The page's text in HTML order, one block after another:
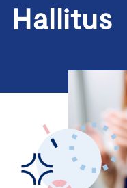
Hallitus